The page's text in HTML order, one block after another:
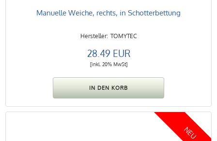
Manuelle Weiche, rechts, in Schotterbettung
TOMYTEC
28.49 EUR
[inkl. 20% MwSt]
NEU